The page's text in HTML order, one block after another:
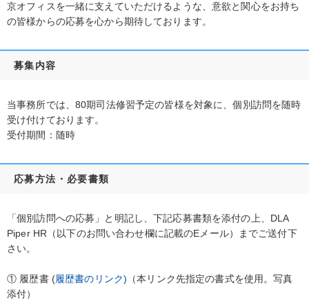
京オフィスを一緒に支えていただけるような、意欲と関心をお持ち
の皆様からの応募を心から期待しております。
募集内容
当事務所では、80期司法修習予定の皆様を対象に、個別訪問を随時
受け付けております。
受付期間：随時
応募方法・必要書類
「個別訪問への応募」と明記し、下記応募書類を添付の上、DLA
Piper HR（以下のお問い合わせ欄に記載のEメール）までご送付下
さい。
① 履歴書 (履歴書のリンク) （本リンク先指定の書式を使用。写真
添付）